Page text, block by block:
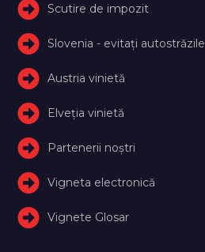
Scutire de impozit
Slovenia - evitați autostrăzile
Austria vinietă
Elveţia vinietă
Partenerii noștri
Vigneta electronică
Vignete Glosar